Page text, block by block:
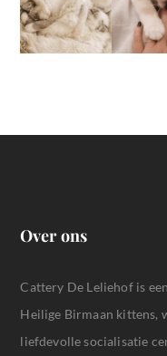
Over ons
Cattery De Leliehof is
Heilige Birmaan kittens,
liefdevolle socialisatie